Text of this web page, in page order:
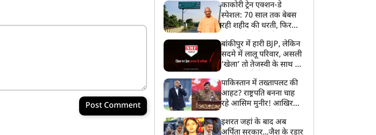
Post Comment
काकोरी ट्रेन एक्शन-डे
स्पेशल: 70 साल तक बेबस
रही शहीद की धरती, फिर
पीढ़ियों का दर्द
बांकीपुर में हारी BJP, लेकिन
सदमे में लालू परिवार, असली
‘खेला’ तो तेजस्वी के साथ हो
पाकिस्तान में तख्तापलट की
आहट? राष्ट्रपति बनना चाह
रहे आसिम मुनीर! आखिर
बनाया मोहरा?
इशरत जहां के बाद अब
अर्पिता सरकार...जैश के रडार